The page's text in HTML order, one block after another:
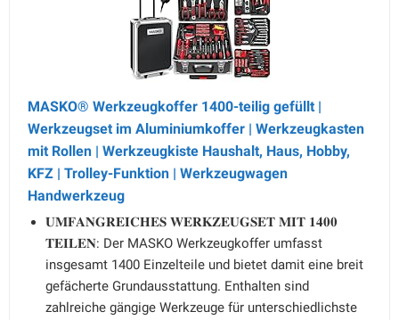
MASKO® Werkzeugkoffer 1400-teilig gefüllt |
Werkzeugset im Aluminiumkoffer | Werkzeugkasten
mit Rollen | Werkzeugkiste Haushalt, Haus, Hobby,
KFZ | Trolley-Funktion | Werkzeugwagen
Handwerkzeug
𝐔𝐌𝐅𝐀𝐍𝐆𝐑𝐄𝐈𝐂𝐇𝐄𝐒 𝐖𝐄𝐑𝐊𝐙𝐄𝐔𝐆𝐒𝐄𝐓 𝐌𝐈𝐓 𝟏𝟒𝟎𝟎
𝐓𝐄𝐈𝐋𝐄𝐍: Der MASKO Werkzeugkoffer umfasst
insgesamt 1400 Einzelteile und bietet damit eine breit
gefächerte Grundausstattung. Enthalten sind
zahlreiche gängige Werkzeuge für unterschiedlichste